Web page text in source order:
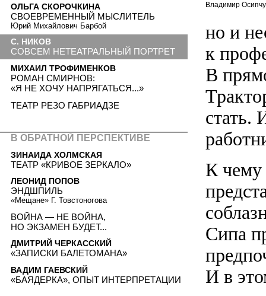
Владимир
но и
к
В
стать.
К чему
Сипа
И в
ОЛЬГА СКОРОЧКИНА
СВОЕВРЕМЕННЫЙ МЫСЛИТЕЛЬ
Юрий Михайлович Барбой
С. НИКОВ
СОВСЕМ НЕТЕАТРАЛЬНЫЙ ПОРТРЕТ
МИХАИЛ ТРОФИМЕНКОВ
РОМАН СМИРНОВ:
«Я НЕ ХОЧУ НАПРЯГАТЬСЯ...»
ТЕАТР РЕЗО ГАБРИАДЗЕ
В ОБРАТНОЙ ПЕРСПЕКТИВЕ
ЗИНАИДА ХОЛМСКАЯ
ТЕАТР «КРИВОЕ ЗЕРКАЛО»
ЛЕОНИД ПОПОВ
ЭНДШПИЛЬ
«Мещане» Г. Товстоногова
ВОЙНА — НЕ ВОЙНА,
НО ЭКЗАМЕН БУДЕТ...
ДМИТРИЙ ЧЕРКАССКИЙ
«ЗАПИСКИ БАЛЕТОМАНА»
ВАДИМ ГАЕВСКИЙ
«БАЯДЕРКА», ОПЫТ ИНТЕРПРЕТАЦИИ